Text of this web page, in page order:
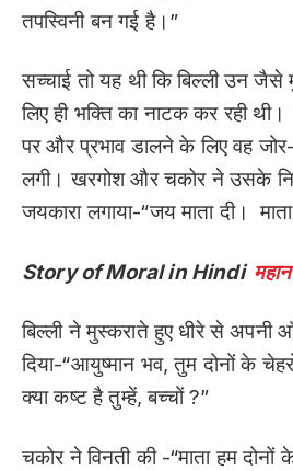
तपस्विनी बन गई है।”
सच्चाई तो यह थी कि बिल्ली उन जैसे
लिए ही भक्ति का नाटक कर रही
पर और प्रभाव डालने के लिए वह
लगी। खरगोश और चकोर ने उसके
जयकारा लगाया-“जय माता दी।
Story of Moral in Hindi
बिल्ली ने मुस्कराते हुए धीरे से अपनी
दिया-“आयुष्मान भव, तुम दोनों के
क्या कष्ट है तुम्हें, बच्चों ?”
चकोर ने विनती की -“माता हम